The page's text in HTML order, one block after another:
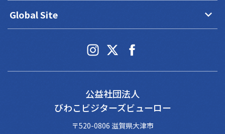
Global Site keyboard_arrow_down
公益社団法人
びわこビジターズビューロー
〒520-0806 滋賀県大津市